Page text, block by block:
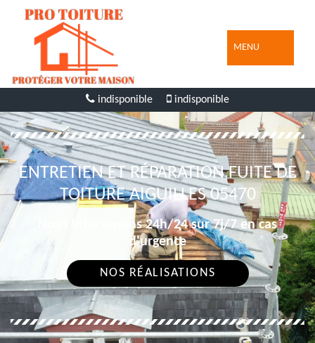
MENU
indisponible indisponible
ENTRETIEN ET RÉPARATION FUITE DE
TOITURE AIGUILLES 05470
Nous intervenons 24h/24 sur 7j/7 en cas
d'urgence
NOS RÉALISATIONS